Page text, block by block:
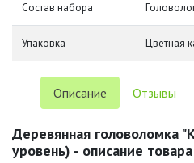
Состав набора
Упаковка Цветная
Описание Отзывы
Деревянная головоломка
уровень) - описание товара